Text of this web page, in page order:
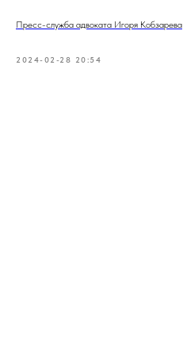
Пресс-служба адвоката Игоря Кобзарева
2024-02-28 20:54